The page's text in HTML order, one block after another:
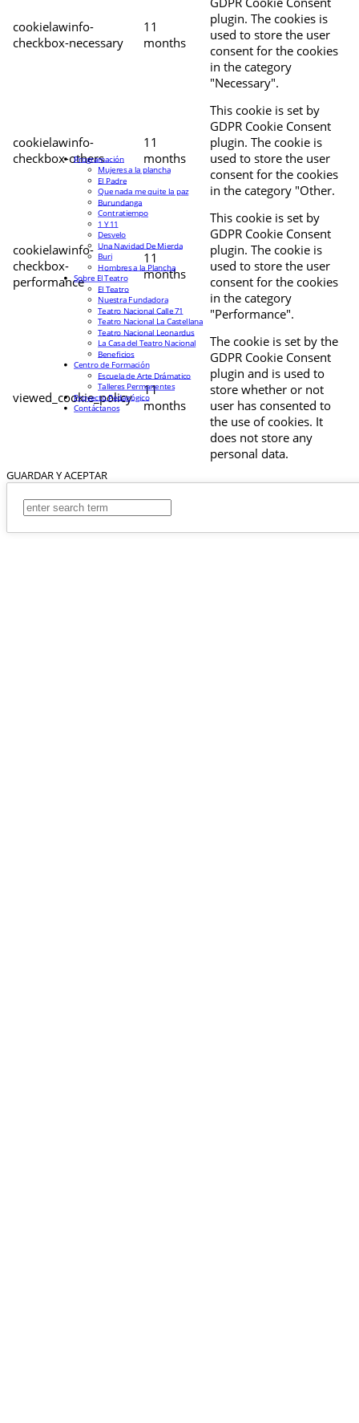
cookielawinfo-
checkbox-necessary
11
months
plugin. The cookies is
used to store the user
consent for the cookies
in the category
"Necessary".
cookielawinfo-
checkbox-others
11
months
This cookie is set by
GDPR Cookie Consent
plugin. The cookie is
used to store the user
consent for the cookies
in the category "Other.
cookielawinfo-
checkbox-
performance
11
months
This cookie is set by
GDPR Cookie Consent
plugin. The cookie is
used to store the user
consent for the cookies
in the category
"Performance".
viewed_cookie_policy
11
months
The cookie is set by the
GDPR Cookie Consent
plugin and is used to
store whether or not
user has consented to
the use of cookies. It
does not store any
personal data.
GUARDAR Y ACEPTAR
Programación
Mujeres a la plancha
El Padre
Que nada me quite la paz
Burundanga
Contratiempo
1 Y 11
Desvelo
Una Navidad De Mierda
Buri
Hombres a la Plancha
Sobre El Teatro
El Teatro
Nuestra Fundadora
Teatro Nacional Calle 71
Teatro Nacional La Castellana
Teatro Nacional Leonardus
La Casa del Teatro Nacional
Beneficios
Centro de Formación
Escuela de Arte Drámatico
Talleres Permanentes
Proyecto Pedagógico
Contáctanos